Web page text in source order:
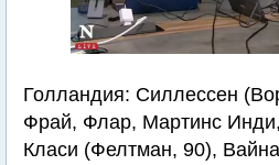
Голландия: Силлессен
Фрай, Флар, Мартинс
Класи (Фелтман, 90),